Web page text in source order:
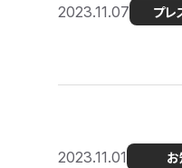
2023.11.07 プレ
2023.11.01